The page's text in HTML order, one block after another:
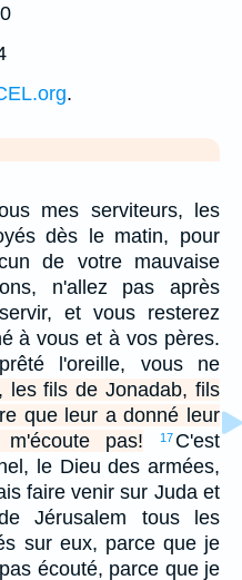
.
mes serviteurs, les
dès le matin, pour
de votre mauvaise
n'allez pas après
et vous resterez
à vous et à vos pères.
l'oreille, vous ne
les fils de Jonadab, fils
que leur a donné leur
pas!
17 C'est
le Dieu des armées,
faire venir sur Juda et
Jérusalem tous les
sur eux, parce que je
écouté, parce que je